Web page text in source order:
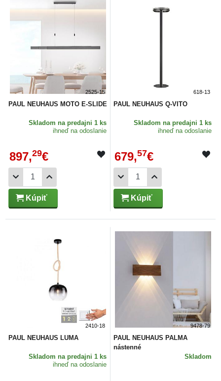
2525-15
PAUL NEUHAUS MOTO E-SLIDE
Skladom na predajni 1 ks
ihneď na odoslanie
897,29€
Kúpiť
618-13
PAUL NEUHAUS Q-VITO
Skladom na predajni 1 ks
ihneď na odoslanie
679,57€
Kúpiť
2410-18
PAUL NEUHAUS LUMA
Skladom na predajni 1 ks
ihneď na odoslanie
9478-79
PAUL NEUHAUS PALMA
nástenné
Skladom